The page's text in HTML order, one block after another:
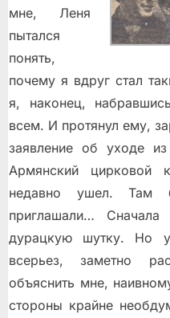
мне, Леня
пытался
понять,
почему я вдруг стал
я, наконец,
всем. И протянул ему,
заявление об уходе
Армянский цирковой
недавно ушел. Там
приглашали…
дурацкую шутку. Но
всерьез, заметно
объяснить мне,
стороны крайне